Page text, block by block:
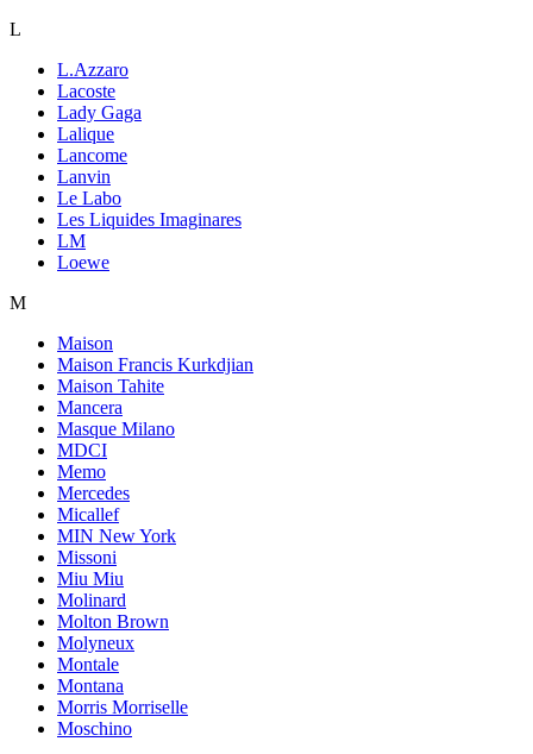
L
L.Azzaro
Lacoste
Lady Gaga
Lalique
Lancome
Lanvin
Le Labo
Les Liquides Imaginares
LM
Loewe
M
Maison
Maison Francis Kurkdjian
Maison Tahite
Mancera
Masque Milano
MDCI
Memo
Mercedes
Micallef
MIN New York
Missoni
Miu Miu
Molinard
Molton Brown
Molyneux
Montale
Montana
Morris Morriselle
Moschino